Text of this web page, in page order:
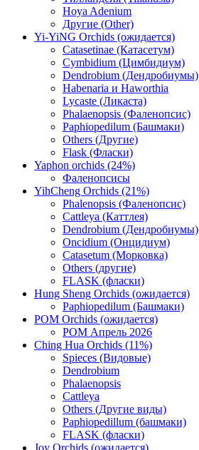
Hoya Adenium
Другие (Other)
Yi-YiNG Orchids (ожидается)
Catasetinae (Катасетум)
Cymbidium (Цимбидиум)
Dendrobium (Дендробиумы)
Habenaria и Haworthia
Lycaste (Ликаста)
Phalaenopsis (Фаленопсис)
Paphiopedilum (Башмаки)
Others (Другие)
Flask (Фласки)
Yaphon orchids (24%)
Фаленопсисы
YihCheng Orchids (21%)
Phalenopsis (Фаленопсис)
Cattleya (Каттлея)
Dendrobium (Дендробиумы)
Oncidium (Онцидиум)
Catasetum (Морковка)
Others (другие)
FLASK (фласки)
Hung Sheng Orchids (ожидается)
Paphiopedilum (Башмаки)
POM Orchids (ожидается)
POM Апрель 2026
Ching Hua Orchids (11%)
Spieces (Видовые)
Dendrobium
Phalaenopsis
Cattleya
Others (Другие виды)
Paphiopedillum (башмаки)
FLASK (фласки)
Joy Orchids (ожидается)